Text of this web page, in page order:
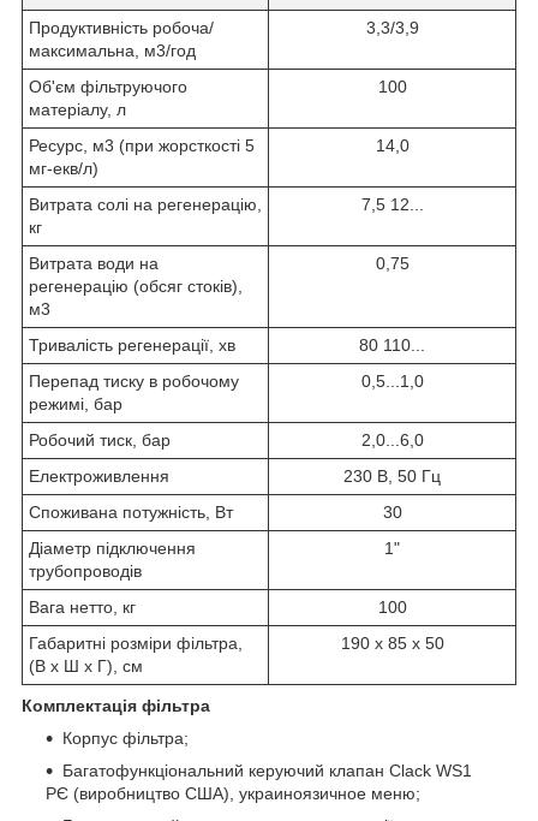
Продуктивність робоча/
максимальна, м3/год
3,3/3,9
Об'єм фільтруючого
матеріалу, л
100
Ресурс, м3 (при жорсткості 5
мг-екв/л)
14,0
Витрата солі на регенерацію,
кг
7,5 12...
Витрата води на
регенерацію (обсяг стоків),
м3
0,75
Тривалість регенерації, хв
80 110...
Перепад тиску в робочому
режимі, бар
0,5...1,0
Робочий тиск, бар
2,0...6,0
Електроживлення
230 В, 50 Гц
Споживана потужність, Вт
30
Діаметр підключення
трубопроводів
1"
Вага нетто, кг
100
Габаритні розміри фільтра,
(В х Ш х Г), см
190 х 85 х 50
Комплектація фільтра
Корпус фільтра;
Багатофункціональний керуючий клапан Clack WS1
РЄ (виробництво США), украиноязичное меню;